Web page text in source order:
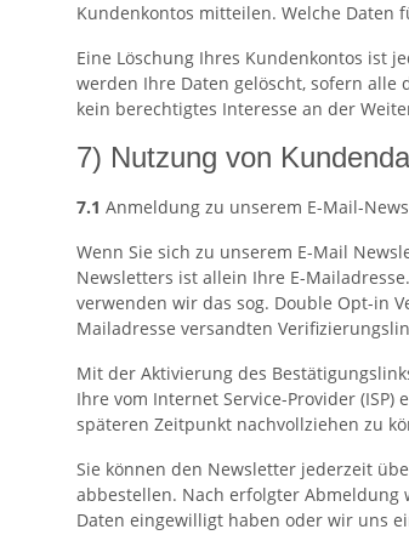
Kundenkontos mitteilen. Welche Daten
Eine Löschung Ihres Kundenkontos ist
werden Ihre Daten gelöscht, sofern
kein berechtigtes Interesse an der
7) Nutzung von
7.1 Anmeldung zu unserem E-Mail-
Wenn Sie sich zu unserem E-Mail
Newsletters ist allein Ihre E-
verwenden wir das sog. Double Opt-in
Mailadresse versandten
Mit der Aktivierung des
Ihre vom Internet Service-Provider
späteren Zeitpunkt nachvollziehen zu
Sie können den Newsletter jederzeit
abbestellen. Nach erfolgter
Daten eingewilligt haben oder wir uns